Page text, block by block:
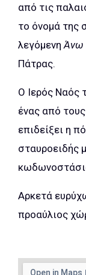
από τις
το όνομά της
λεγόμενη Άνω
Πάτρας.
Ο Ιερός Ναός
ένας από
επιδείξει η
σταυροειδής
Αρκετά
προαύλιος